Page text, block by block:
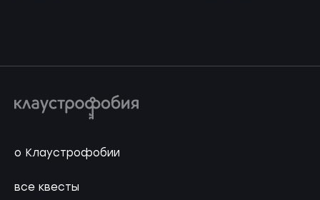
о Клаустрофобии
все квесты